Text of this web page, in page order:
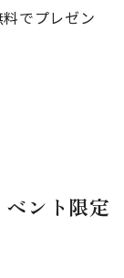
でプレゼン
ント限定